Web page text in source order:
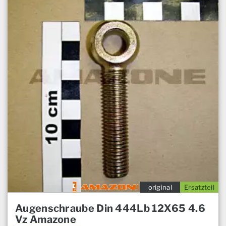
Ersatzteil
original
Augenschraube Din 444Lb 12X65 4.6
Vz Amazone